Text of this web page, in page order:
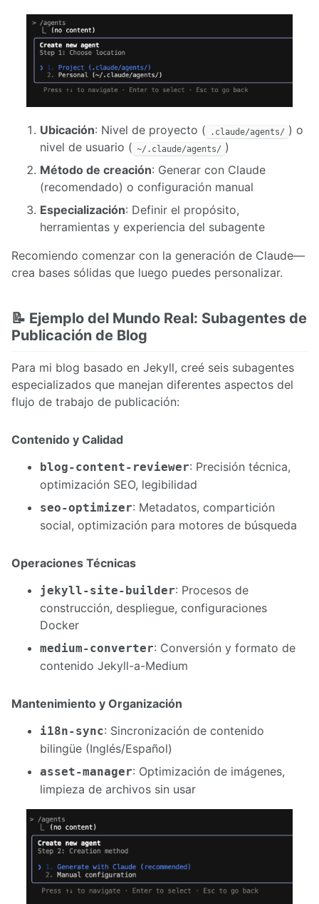
Ubicación: Nivel de proyecto ( .claude/agents/ ) o
nivel de usuario ( ~/.claude/agents/ )
Método de creación: Generar con Claude
(recomendado) o configuración manual
Especialización: Definir el propósito,
herramientas y experiencia del subagente
Recomiendo comenzar con la generación de Claude—
crea bases sólidas que luego puedes personalizar.
📝 Ejemplo del Mundo Real: Subagentes de
Publicación de Blog
Para mi blog basado en Jekyll, creé seis subagentes
especializados que manejan diferentes aspectos del
flujo de trabajo de publicación:
Contenido y Calidad
blog-content-reviewer: Precisión técnica,
optimización SEO, legibilidad
seo-optimizer: Metadatos, compartición
social, optimización para motores de búsqueda
Operaciones Técnicas
jekyll-site-builder: Procesos de
construcción, despliegue, configuraciones
Docker
medium-converter: Conversión y formato de
contenido Jekyll-a-Medium
Mantenimiento y Organización
i18n-sync: Sincronización de contenido
bilingüe (Inglés/Español)
asset-manager: Optimización de imágenes,
limpieza de archivos sin usar